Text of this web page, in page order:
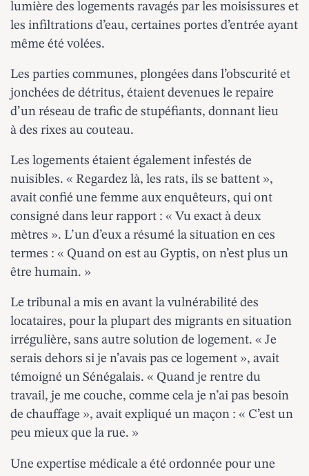
lumière des logements ravagés par les moisissures et
les infiltrations d’eau, certaines portes d’entrée ayant
même été volées.
Les parties communes, plongées dans l’obscurité et
jonchées de détritus, étaient devenues le repaire
d’un réseau de trafic de stupéfiants, donnant lieu
à des rixes au couteau.
Les logements étaient également infestés de
nuisibles. « Regardez là, les rats, ils se battent »,
avait confié une femme aux enquêteurs, qui ont
consigné dans leur rapport : « Vu exact à deux
mètres ». L’un d’eux a résumé la situation en ces
termes : « Quand on est au Gyptis, on n’est plus un
être humain. »
Le tribunal a mis en avant la vulnérabilité des
locataires, pour la plupart des migrants en situation
irrégulière, sans autre solution de logement. « Je
serais dehors si je n’avais pas ce logement », avait
témoigné un Sénégalais. « Quand je rentre du
travail, je me couche, comme cela je n’ai pas besoin
de chauffage », avait expliqué un maçon : « C’est un
peu mieux que la rue. »
Une expertise médicale a été ordonnée pour une